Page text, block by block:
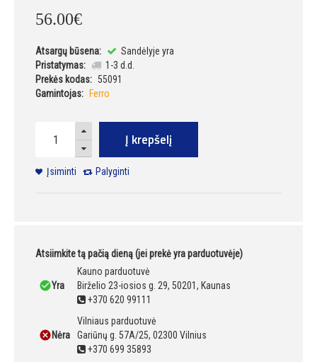
56.00€
Atsargų būsena:
Sandėlyje yra
Pristatymas:
1-3 d.d.
Prekės kodas: 55091
Gamintojas:
Ferro
Į krepšelį
Įsiminti Palyginti
Atsiimkite tą pačią dieną (jei prekė yra parduotuvėje)
Yra
Kauno parduotuvė
Birželio 23-iosios g. 29, 50201, Kaunas
+370 620 99111
Nėra
Vilniaus parduotuvė
Gariūnų g. 57A/25, 02300 Vilnius
+370 699 35893